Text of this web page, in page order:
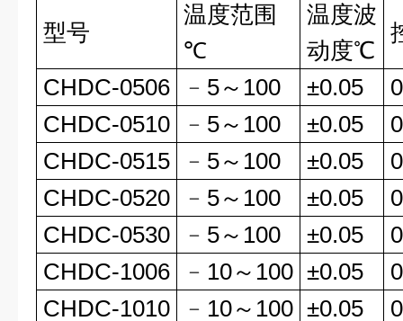
型号
温度范围
℃
温度波
动度℃
CHDC-0506 ﹣5～100 ±0.05
CHDC-0510
﹣5～100 ±0.05
CHDC-0515
﹣5～100 ±0.05
CHDC-0520
﹣5～100 ±0.05
CHDC-0530
﹣5～100 ±0.05
CHDC-1006
﹣10～100 ±0.05
CHDC-1010
﹣10～100 ±0.05